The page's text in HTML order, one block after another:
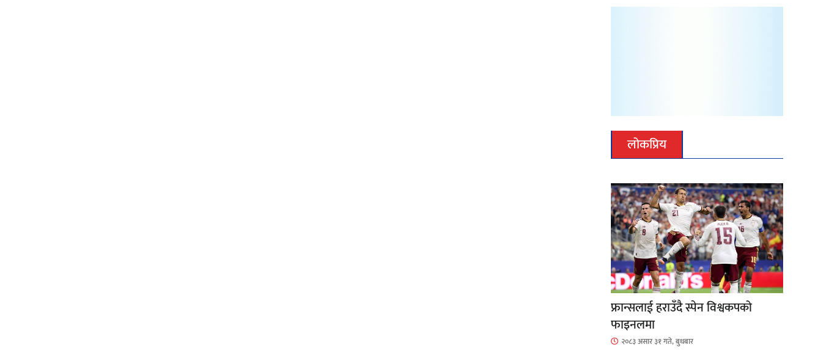
लोकप्रिय
फ्रान्सलाई हराउँदै स्पेन विश्वकपको
फाइनलमा
२०८३ असार ३१ गते, बुधबार